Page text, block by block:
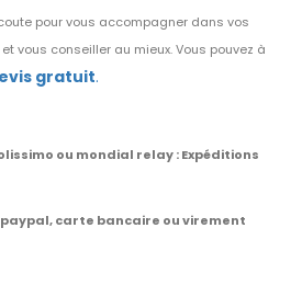
pour vous accompagner dans vos
vous conseiller au mieux. Vous pouvez à
gratuit.
ou mondial relay : Expéditions
paypal, carte bancaire ou virement